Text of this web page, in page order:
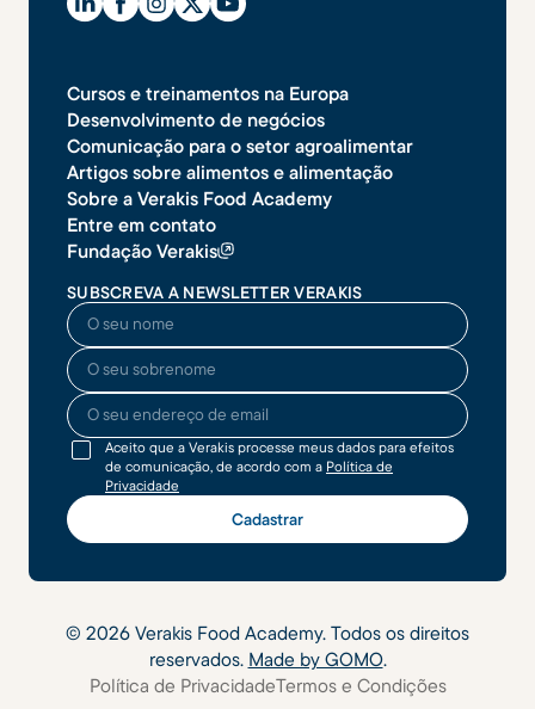
Cursos e treinamentos na Europa
Desenvolvimento de negócios
Comunicação para o setor agroalimentar
Artigos sobre alimentos e alimentação
Sobre a Verakis Food Academy
Entre em contato
Fundação Verakis
SUBSCREVA A NEWSLETTER VERAKIS
O seu nome
O seu sobrenome
O seu endereço de email
Aceito que a Verakis processe meus dados para efeitos
de comunicação, de acordo com a Política de
Privacidade
© 2026 Verakis Food Academy. Todos os direitos
reservados. Made by GOMO.
Política de PrivacidadeTermos e Condições